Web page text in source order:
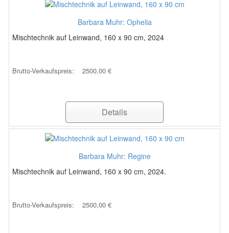
Barbara Muhr: Ophelia
Mischtechnik auf Leinwand, 160 x 90 cm, 2024
Brutto-Verkaufspreis: 2500,00 €
Details
Barbara Muhr: Regine
Mischtechnik auf Leinwand, 160 x 90 cm, 2024.
Brutto-Verkaufspreis: 2500,00 €